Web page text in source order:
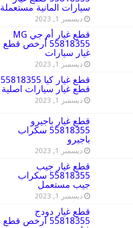
سيارات المانية مستعملة
ديسمبر 1, 2023
قطع غيار أم جي MG
55818355 أرخص قطع
غيار سيارات
ديسمبر 1, 2023
قطع غيار كيا 55818355
قطع غيار سيارات اصلية
ديسمبر 1, 2023
قطع غيار باجيرو
55818355 سكراب
باجيرو
ديسمبر 1, 2023
قطع غيار جيب
55818355 سكراب
جيب مستعمل
ديسمبر 1, 2023
قطع غيار دودج
55818355 ارخص قطع